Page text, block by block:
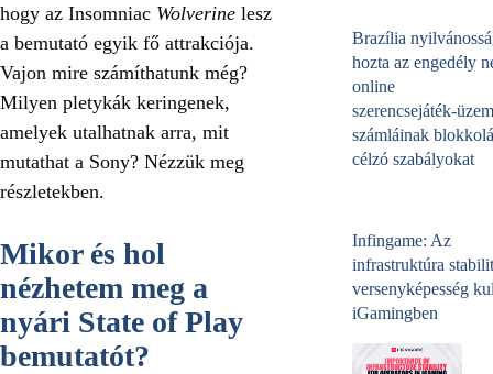
hogy az Insomniac Wolverine lesz
a bemutató egyik fő attrakciója.
Vajon mire számíthatunk még?
Milyen pletykák keringenek,
amelyek utalhatnak arra, mit
mutathat a Sony? Nézzük meg
részletekben.
Mikor és hol
nézhetem meg a
nyári State of Play
bemutatót?
Brazília
hozta az engedély
online
számláinak
célzó szabályokat
Infingame: Az
infrastruktúra
versenyképesség
iGamingben